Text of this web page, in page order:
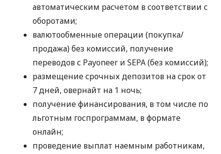
автоматическим расчетом в соответствии с
оборотами;
валютообменные операции (покупка/
продажа) без комиссий, получение
переводов с Payoneer и SEPA (без комиссий);
размещение срочных депозитов на срок от
7 дней, овернайт на 1 ночь;
получение финансирования, в том числе по
льготным госпрограммам, в формате
онлайн;
проведение выплат наемным работникам,